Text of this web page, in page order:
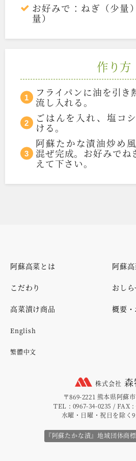
お好みで：ねぎ（少量
量）
作り方
フライパンに油を引き
流し入れる。
ごはんを入れ、塩コ
ける。
阿蘇たかな漬油炒め
混ぜ完成。お好みでね
えて下さい。
阿蘇高菜とは
こだわり
高菜漬け商品
阿蘇
おし
概要
English
繁體中文
株式会社
〒869-2221 熊本県阿蘇
TEL : 0967-34-0235 / FAX :
水曜・日曜・祝日を除く
『阿蘇たかな漬』地域団体商